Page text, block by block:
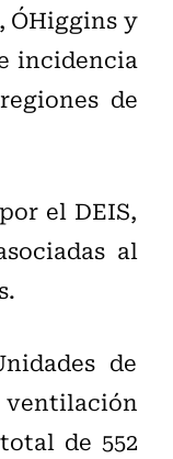
y
incidencia
de
el DEIS,
al
de
de 552